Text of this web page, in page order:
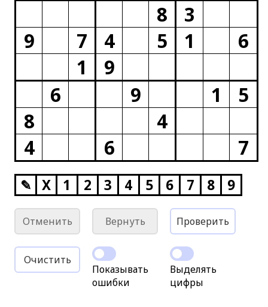
8
3
9
7 4 5 1
6
1
9
6
9 1
5
8
4
4
6 7
✎ X 1 2 3 4 5 6 7 8 9
Отменить Вернуть Проверить
Очистить
Показывать
ошибки
Выделять
цифры